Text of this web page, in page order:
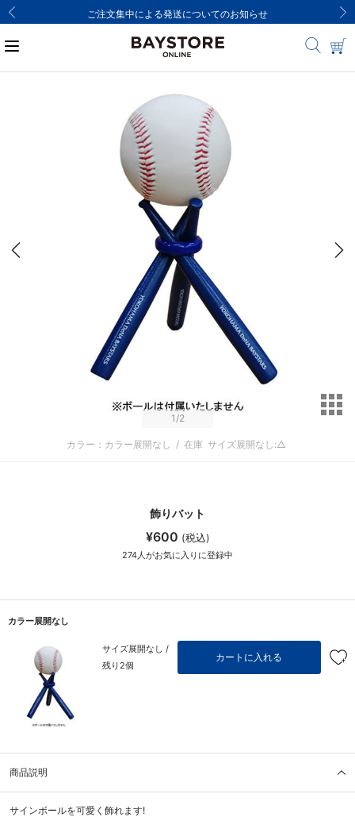
ご注文集中による発送についてのお知らせ
1/2
カラー：カラー展開なし / 在庫 サイズ展開なし:△
飾りバット
¥600 (税込)
274人がお気に入りに登録中
カラー展開なし
サイズ展開なし /
残り2個
カートに入れる
商品説明
サインボールを可愛く飾れます!